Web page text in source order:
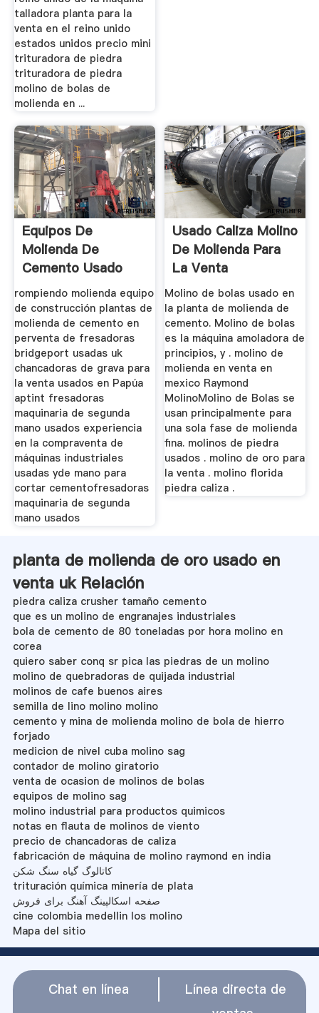
talladora planta para la
venta en el reino unido
estados unidos precio mini
trituradora de piedra
trituradora de piedra
molino de bolas de
molienda en ...
Equipos De
Molienda De
Cemento Usado
Precio Uk
rompiendo molienda equipo
de construcción plantas de
molienda de cemento en
perventa de fresadoras
bridgeport usadas uk
chancadoras de grava para
la venta usados en Papúa
aptint fresadoras
maquinaria de segunda
mano usados experiencia
en la compraventa de
máquinas industriales
usadas yde mano para
cortar cementofresadoras
maquinaria de segunda
mano usados
Usado Caliza Molino
De Molienda Para
La Venta
Molino de bolas usado en
la planta de molienda de
cemento. Molino de bolas
es la máquina amoladora de
principios, y . molino de
molienda en venta en
mexico Raymond
MolinoMolino de Bolas se
usan principalmente para
una sola fase de molienda
fina. molinos de piedra
usados . molino de oro para
la venta . molino florida
piedra caliza .
planta de molienda de oro usado en
venta uk Relación
piedra caliza crusher tamaño cemento
que es un molino de engranajes industriales
bola de cemento de 80 toneladas por hora molino en
corea
quiero saber conq sr pica las piedras de un molino
molino de quebradoras de quijada industrial
molinos de cafe buenos aires
semilla de lino molino molino
cemento y mina de molienda molino de bola de hierro
forjado
medicion de nivel cuba molino sag
contador de molino giratorio
venta de ocasion de molinos de bolas
equipos de molino sag
molino industrial para productos quimicos
notas en flauta de molinos de viento
precio de chancadoras de caliza
fabricación de máquina de molino raymond en india
کاتالوگ گیاه سنگ شکن
trituración química minería de plata
صفحه اسکالپینگ آهنگ برای فروش
cine colombia medellin los molino
Mapa del sitio
Chat en línea
Línea directa de